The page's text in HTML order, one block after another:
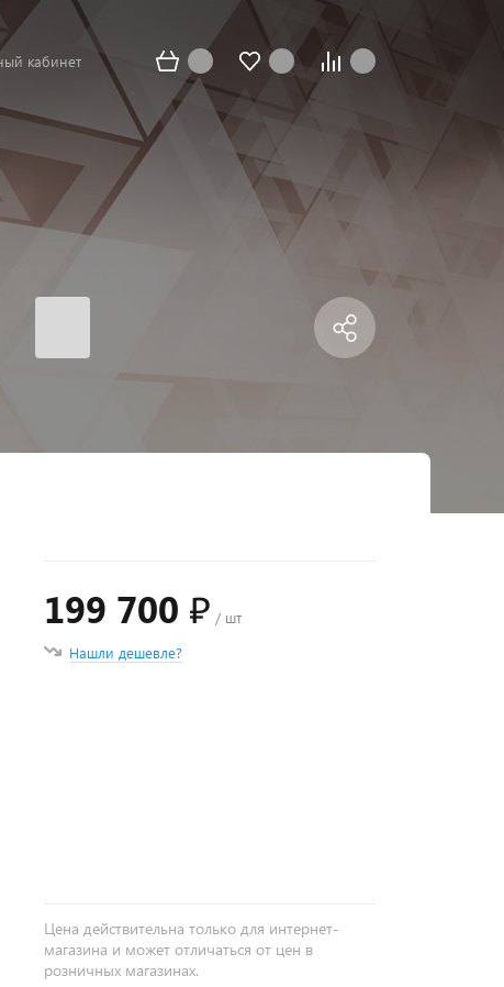
кабинет
199 700 ₽ / шт
Нашли дешевле?
Цена действительна только для интернет-
магазина и может отличаться от цен в
розничных магазинах.